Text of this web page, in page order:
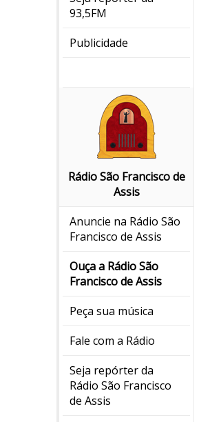
93,5FM
Publicidade
Rádio São Francisco de
Assis
Anuncie na Rádio São
Francisco de Assis
Ouça a Rádio São
Francisco de Assis
Peça sua música
Fale com a Rádio
Seja repórter da
Rádio São Francisco
de Assis